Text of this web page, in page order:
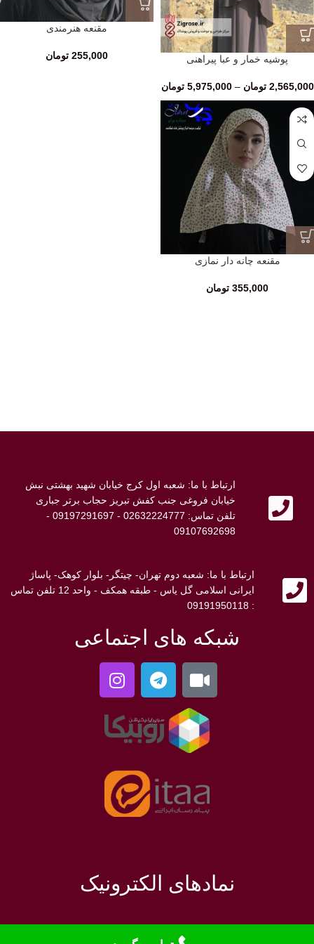
پوشیه خمار و عبا پیراهنی
2,565,000 تومان –
5,975,000 تومان
مقنعه هنرمندی
255,000 تومان
مقنعه چانه دار نمازی
355,000 تومان
ارتباط با ما: شعبه اول کرج خیابان شهید بهشتی نبش
خیابان فروغی جنب کفش تبریز حجاب برتر جباری
تلفن تماس: 02632224777 - 09197291697 -
09107692698
ارتباط با ما: شعبه دوم تهران- چیتگر- بلوار کوهک- پاساژ
ایرانی اسلامی گل یاس - طبقه همکف - واحد 12 تلفن تماس
: 09191950118
شبکه های اجتماعی
نمادهای الکترونیک